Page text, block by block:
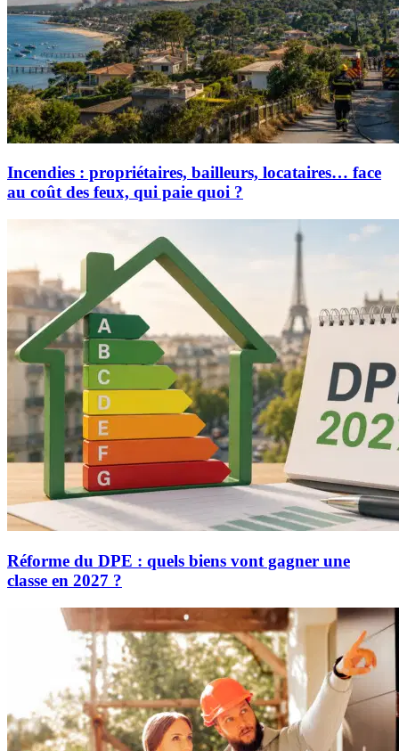
Incendies : propriétaires, bailleurs, locataires… face
au coût des feux, qui paie quoi ?
Réforme du DPE : quels biens vont gagner une
classe en 2027 ?